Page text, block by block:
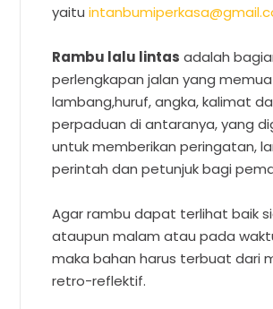
yaitu
Rambu lalu lintas adalah
perlengkapan jalan yang
lambang,huruf, angka, kalimat
perpaduan di antaranya, yang
untuk memberikan peringatan,
perintah dan petunjuk bagi
Agar rambu dapat terlihat baik
ataupun malam atau pada
maka bahan harus terbuat dari
retro-reflektif.